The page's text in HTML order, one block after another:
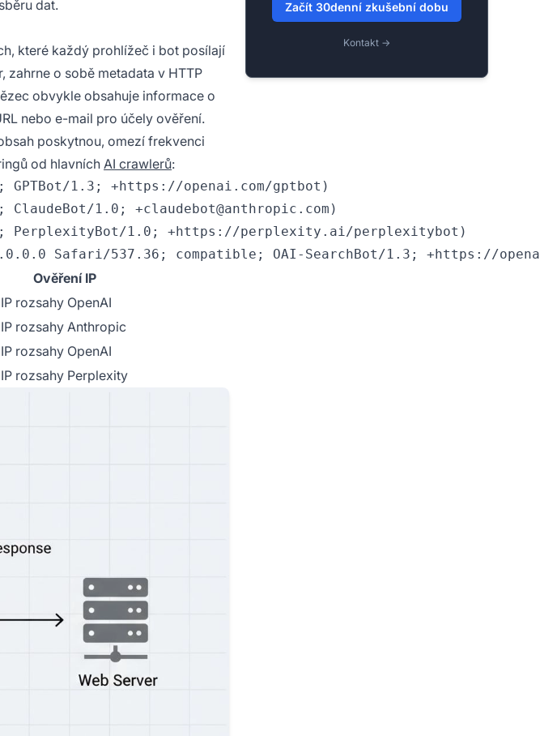
dat.
které každý prohlížeč i bot posílají
o sobě metadata v HTTP
obvykle obsahuje informace o
nebo e-mail pro účely ověření.
poskytnou, omezí frekvenci
od hlavních AI crawlerů:
GPTBot/1.3; +https://openai.com/gptbot)
1.0; +claudebot@anthropic.com)
PerplexityBot/1.0; +https://perplexity.ai/perplexitybot)
Ověření IP
IP rozsahy OpenAI
IP rozsahy Anthropic
IP rozsahy OpenAI
IP rozsahy Perplexity
Začít 30denní zkušební dobu
Kontakt →